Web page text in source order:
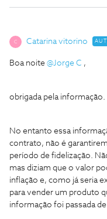
C Catarina vitorino
Boa noite @Jorge C ,
obrigada pela informação.
No entanto essa
contrato, não é
período de fidelização.
mas diziam que o valor
inflação e, como já seria
para vender um produto
informação foi passada